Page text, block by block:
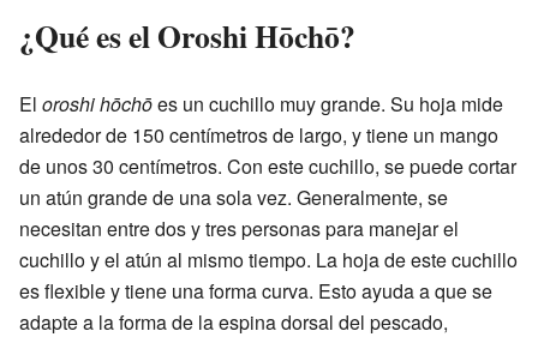
¿Qué es el Oroshi Hōchō?
El oroshi hōchōes un cuchillo muy grande. Su hoja mide
alrededor de 150 centímetros de largo, y tiene un mango
de unos 30 centímetros. Con este cuchillo, se puede cortar
un atún grande de una sola vez. Generalmente, se
necesitan entre dos y tres personas para manejar el
cuchillo y el atún al mismo tiempo. La hoja de este cuchillo
es flexible y tiene una forma curva. Esto ayuda a que se
adapte a la forma de la espina dorsal del pescado,